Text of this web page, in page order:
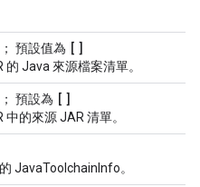
預設值為 []
Java 來源檔案清單。
預設為 []
的來源 JAR 清單。
JavaToolchainInfo。